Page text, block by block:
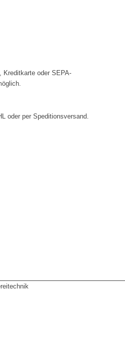
Kreditkarte oder SEPA-
oder per Speditionsversand.